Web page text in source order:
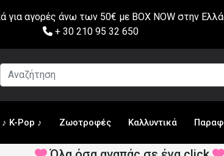
αγορές άνω των 50€ με BOX NOW στην
+ 30 210 95 32 650
♪ K-Pop ♪ Ζωοτροφές Καλλυντικά